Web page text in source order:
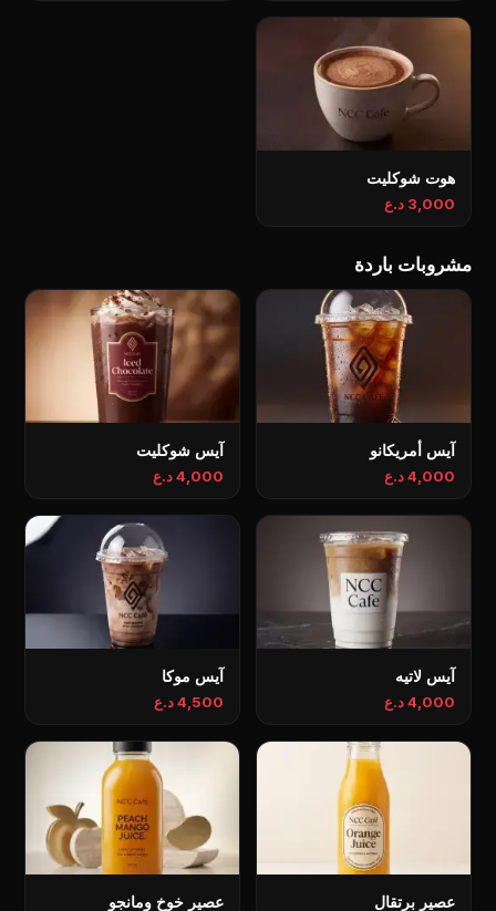
هوت شوكليت
3,000 د.ع
مشروبات باردة
آيس أمريكانو
4,000 د.ع
آيس شوكليت
4,000 د.ع
آيس لاتيه
4,000 د.ع
آيس موكا
4,500 د.ع
عصير برتقال عصير خوخ ومانجو